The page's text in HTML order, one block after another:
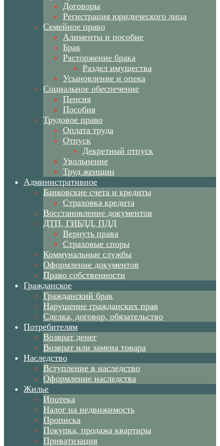
Договоры
Регистрация юридического лица
Семейное право
Алименты и пособие
Брак
Расторжение брака
Раздел имущества
Усыновление и опека
Социальное обеспечение
Пенсия
Пособия
Трудовое право
Оплата труда
Отпуск
Декретный отпуск
Увольнение
Труд женщин
Административное
Банковские счета и кредиты
Страховка кредита
Восстановление документов
ДТП, ГИБДД, ПДД
Вернуть права
Страховые споры
Коммунальные службы
Оформление документов
Право собственности
Гражданское
Гражданский брак
Нарушение гражданских прав
Сделка, договор, обязательство
Потребителям
Возврат денег
Возврат или замена товара
Наследство
Вступление в наследство
Оформление наследства
Жилье
Ипотека
Налог на недвижимость
Прописка
Покупка, продажа квартиры
Приватизация